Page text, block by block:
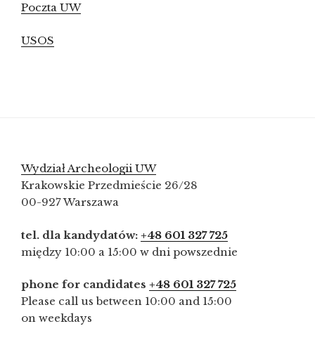
Poczta UW
USOS
Wydział Archeologii UW
Krakowskie Przedmieście 26/28
00-927 Warszawa
tel. dla kandydatów: +48 601 327 725
między 10:00 a 15:00 w dni powszednie
phone for candidates +48 601 327 725
Please call us between 10:00 and 15:00
on weekdays